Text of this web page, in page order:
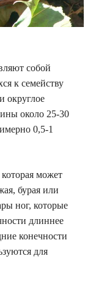
собой
к семейству
округлое
около 25-30
0,5-1
может
бурая или
ног, которые
длиннее
конечности
для